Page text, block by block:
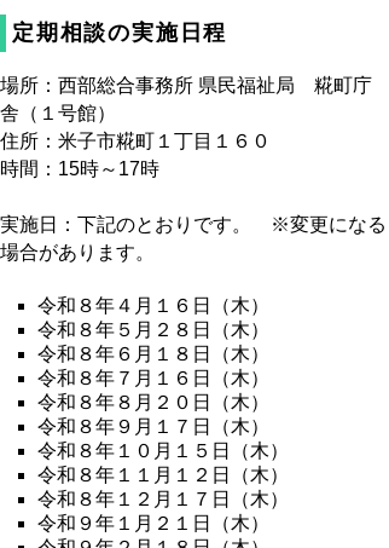
定期相談の実施日程
場所：西部総合事務所 県民福祉局 糀町庁
舎（１号館）
住所：米子市糀町１丁目１６０
時間：15時～17時
実施日：下記のとおりです。 ※変更になる
場合があります。
令和８年４月１６日（木）
令和８年５月２８日（木）
令和８年６月１８日（木）
令和８年７月１６日（木）
令和８年８月２０日（木）
令和８年９月１７日（木）
令和８年１０月１５日（木）
令和８年１１月１２日（木）
令和８年１２月１７日（木）
令和９年１月２１日（木）